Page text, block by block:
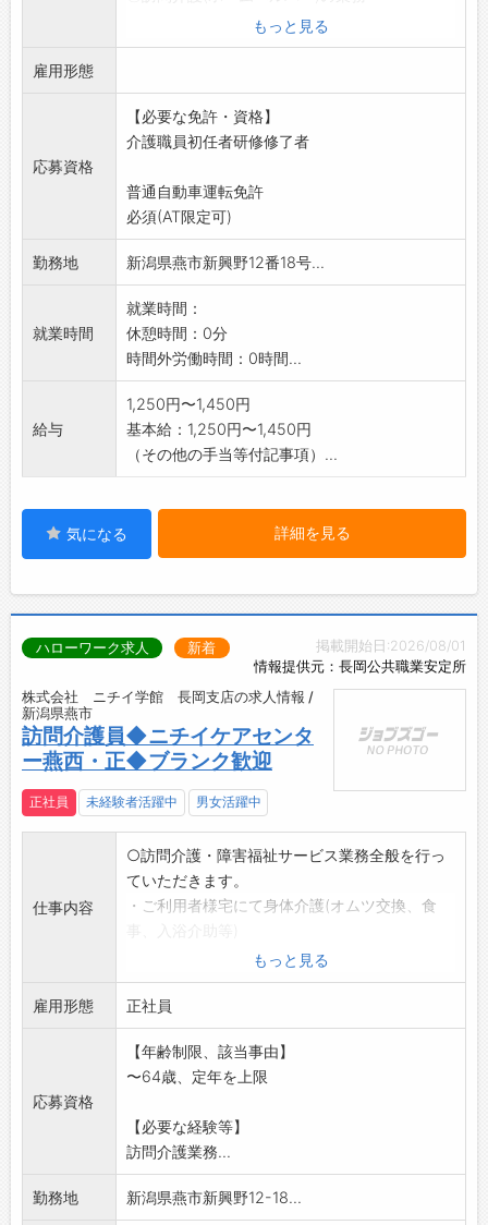
・身体介護(排泄介助、食事介助、入浴介助)
・生活援助(掃除、調理、買物等)
帰OK)
・慣れるまで、先輩スタッフが同行して指導さ
せていただきます。
充実しています。
※応募前見学可(募集内容の質問等も気軽にお問
い合わせ下さい)
変更範囲:会社の定める範囲 *副業可
もっと見る
雇用形態
応募資格
【必要な免許・資格】
介護職員初任者研修修了者
普通自動車運転免許
必須(AT限定可)
勤務地 新潟県燕市新興野12番18号...
就業時間
就業時間：
休憩時間：0分
時間外労働時間：0時間...
給与
1,250円〜1,450円
基本給：1,250円〜1,450円
（その他の手当等付記事項）...
気になる 詳細を見る
掲載開始日:2026/08/01
情報提供元：長岡公共職業安定所
ハローワーク求人 新着
株式会社 ニチイ学館 長岡支店の求人情報 /
新潟県燕市
訪問介護員◆ニチイケアセンタ
ー燕西・正◆ブランク歓迎
正社員 未経験者活躍中 男女活躍中
仕事内容
○訪問介護・障害福祉サービス業務全般を行っ
ていただきます。
・ご利用者様宅にて身体介護(オムツ交換、食
・生活支援(掃除、調理、買物等)
・家事代行業務
・帳簿作成、ファイリング、書類整理など
・運転業務あり(社有車、マイカー使用)
※応募前の職場見学可能です(ハローワークで相
談後/質問もお気
変更範囲:会社の定める範囲
もっと見る
雇用形態 正社員
応募資格
【年齢制限、該当事由】
〜64歳、定年を上限
【必要な経験等】
訪問介護業務...
勤務地 新潟県燕市新興野12-18...